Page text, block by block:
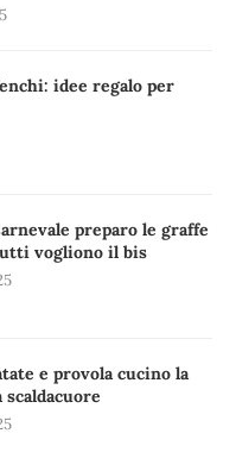
idee regalo per
preparo le graffe
vogliono il bis
e provola cucino la